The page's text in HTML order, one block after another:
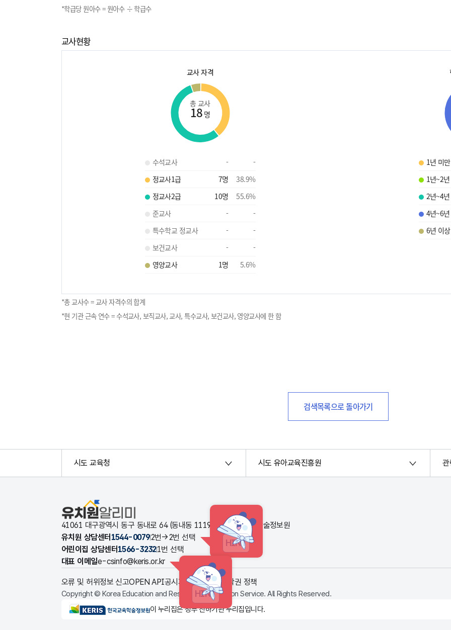
*학급당 원아수 = 원아수 ÷ 학급수
교사현황
교사 자격
총 교사
18 명
수석교사 -
-
정교사1급
7명 38.9%
정교사2급
10명 55.6%
준교사
-
-
특수학교 정교사
-
-
보건교사
-
-
영양교사
1명 5.6%
1년 미만
1년~2
2년~4
4년~6
6년 이상
*총 교사수 = 교사 자격수의 합계
*현 기관 근속 연수 = 수석교사, 보직교사, 교사, 특수교사, 보건교사, 영양교사에 한 함
검색목록으로 돌아가기
시도 교육청 시도 유아교육진흥원
유치원알리미
41061 대구광역시 동구 동내로 64 (동내동 1119번지) 한국교육학술정보원
유치원 상담센터 1544-00792번→2번 선택
HINT
어린이집 상담센터 1566-32321번 선택
대표 이메일e-csinfo@keris.or.kr
HINT
오류 및 허위정보 신고OPEN API공시자료 다운로드저작권 정책
Copyright © Korea Education and Research Information Service. All Rights Reserved.
KERIS한국교육학술정보원이 누리집은 정부 산하기관 누리집입니다.